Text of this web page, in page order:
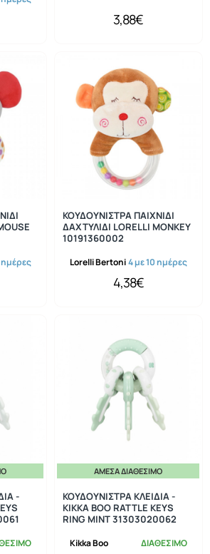
3,88€
ημέρες Lorelli Bertoni4 με 10 ημέρες
ΚΟΥΔΟΥΝΙΣΤΡΑ ΠΑΙΧΝΙΔΙ
ΔΑΧΤΥΛΙΔΙ LORELLI MONKEY
10191360002
4,38€
-
ΆΜΕΣΑ ΔΙΑΘΈΣΙΜΟ
Kikka Boo ΔΙΑΘΕΣΙΜΟ
ΚΟΥΔΟΥΝΙΣΤΡΑ ΚΛΕΙΔΙΑ -
KIKKA BOO RATTLE KEYS
RING MINT 31303020062